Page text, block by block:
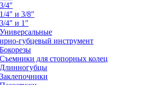
3/4"
1/4" и 3/8"
3/4" и 1"
Универсальные
губцевый инструмент
Бокорезы
Съемники для стопорных колец
Длинногубцы
Заклепочники